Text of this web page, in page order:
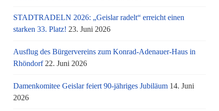
STADTRADELN 2026: „Geislar radelt“ erreicht einen
starken 33. Platz! 23. Juni 2026
Ausflug des Bürgervereins zum Konrad-Adenauer-Haus in
Rhöndorf 22. Juni 2026
Damenkomitee Geislar feiert 90-jähriges Jubiläum 14. Juni
2026